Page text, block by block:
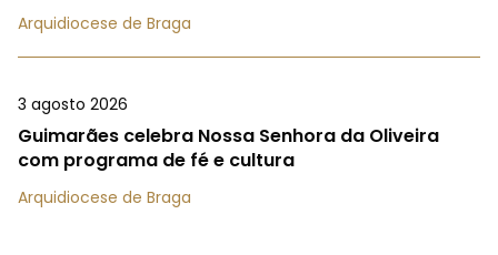
Arquidiocese de Braga
3 agosto 2026
Guimarães celebra Nossa Senhora da Oliveira
com programa de fé e cultura
Arquidiocese de Braga